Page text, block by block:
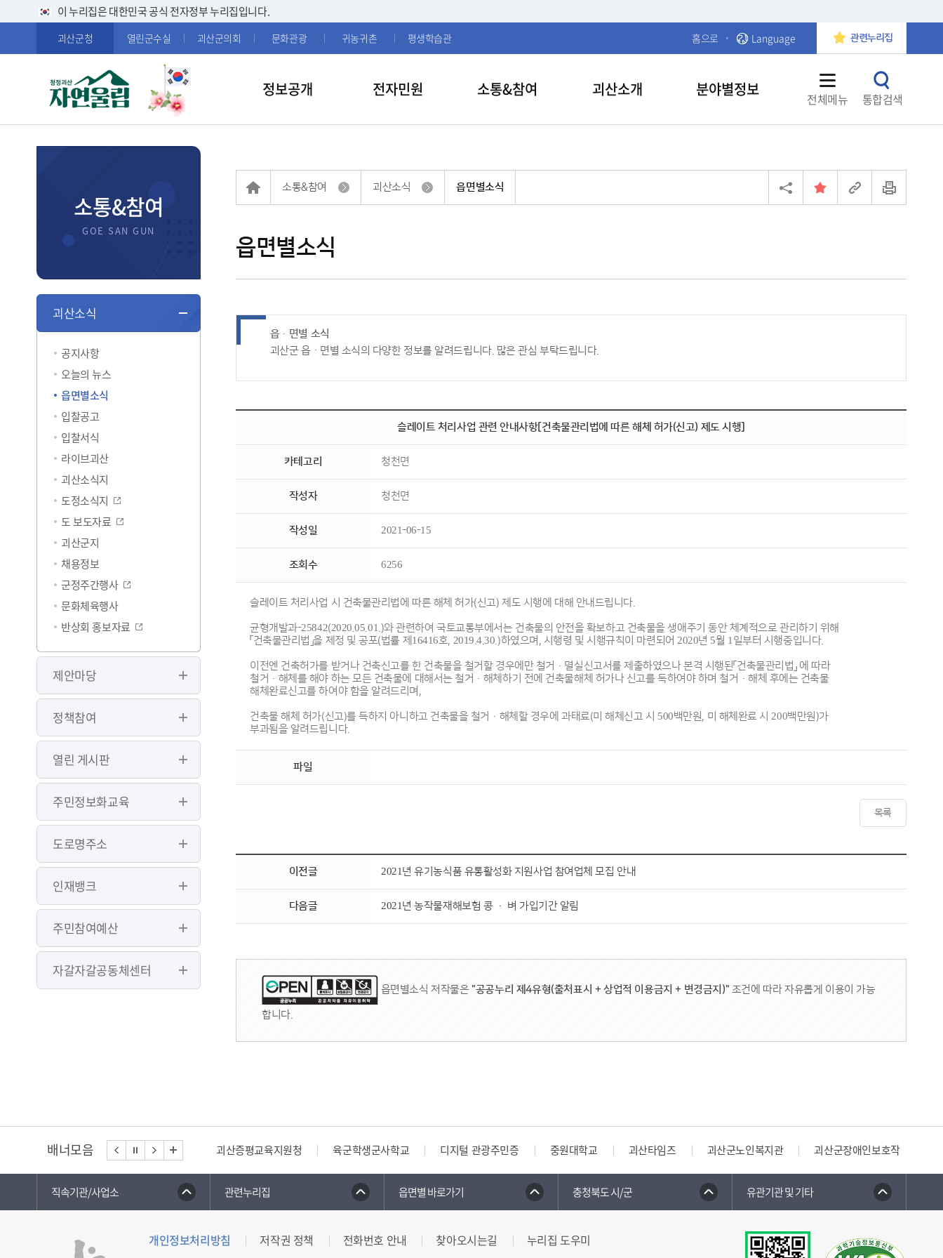
이 누리집은 대한민국 공식 전자정부 누리집입니다.
괴산군청 열린군수실 괴산군의회 문화관광 귀농귀촌 평생학습관 홈으로 Language 관련누리집
정보공개 전자민원 소통&참여 괴산소개 분야별정보 전체메뉴 통합검색
소통&참여
괴산소식
공지사항
오늘의 뉴스
읍면별소식
입찰공고
입찰서식
라이브괴산
괴산소식지
도정소식지
도 보도자료
괴산군지
채용정보
군정주간행사
문화체육행사
반상회 홍보자료
제안마당
정책참여
열린 게시판
주민정보화교육
도로명주소
인재뱅크
주민참여예산
자갈자갈공동체센터
읍면별소식
소통&참여 괴산소식 읍면별소식
읍ㆍ면별 소식
괴산군 읍ㆍ면별 소식의 다양한 정보를 알려드립니다. 많은 관심 부탁드립니다.
슬레이트 처리사업 관련 안내사항[건축물관리법에 따른 해체 허가(신고) 제도 시행]
카테고리 청천면
작성자 청천면
작성일 2021-06-15
조회수 6256
슬레이트 처리사업 시 건축물관리법에 따른 해체 허가(신고) 제도 시행에 대해 안내드립니다.
균형개발과-25842(2020.05.01.)와 관련하여 국토교통부에서는 건축물의 안전을 확보하고 건축물을 생애주기 동안 체계적으로 관리하기 위해
「건축물관리법」을 제정 및 공포(법률 제16416호, 2019.4.30.)하였으며, 시행령 및 시행규칙이 마련되어 2020년 5월 1일부터 시행중입니다.
이전엔 건축허가를 받거나 건축신고를 한 건축물을 철거할 경우에만 철거·멸실신고서를 제출하였으나 본격 시행된「건축물관리법」 에 따라
철거·해체를 해야 하는 모든 건축물에 대해서는 철거·해체하기 전에 건축물해체 허가나 신고를 득하여야 하며 철거·해체 후에는 건축물
해체완료신고를 하여야 함을 알려드리며,
건축물 해체 허가(신고)를 득하지 아니하고 건축물을 철거·해체할 경우에 과태료(미 해체신고 시 500백만원, 미 해체완료 시 200백만원)가
부과됨을 알려드립니다.
파일
목록
이전글 2021년 유기농식품 유통활성화 지원사업 참여업체 모집 안내
다음글 2021년 농작물재해보험 콩 · 벼 가입기간 알림
읍면별소식 저작물은 "공공누리 제4유형(출처표시 + 상업적 이용금지 + 변경금지)" 조건에 따라 자유롭게 이용이 가능
합니다.
배너모음 괴산증평교육지원청 육군학생군사학교 디지털 관광주민증 중원대학교 괴산타임즈 괴산군노인복지관 괴산군장애인보호작업장
직속기관/사업소 관련누리집 읍면별 바로가기 충청북도 시/군 유관기관 및 기타
개인정보처리방침 저작권 정책 전화번호 안내 찾아오시는길 누리집 도우미